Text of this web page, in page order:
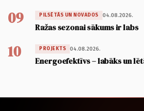
09 PILSĒTĀS UN NOVADOS 04.08.2026.
Ražas sezonai sākums ir labs
10 PROJEKTS 04.08.2026.
Energoefektīvs – labāks un